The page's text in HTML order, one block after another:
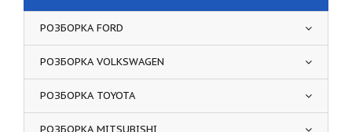
РОЗБОРКА FORD
РОЗБОРКА VOLKSWAGEN
РОЗБОРКА TOYOTA